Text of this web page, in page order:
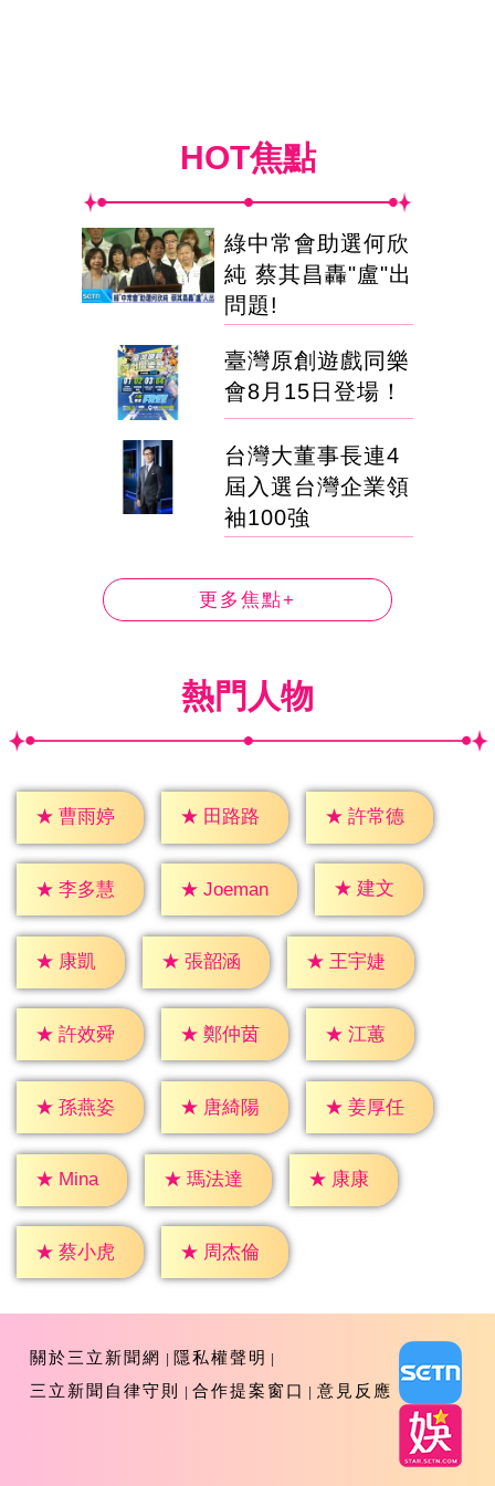
HOT焦點
綠中常會助選何欣
純 蔡其昌轟"盧"出
問題!
臺灣原創遊戲同樂
會8月15日登場！
台灣大董事長連4
屆入選台灣企業領
袖100強
更多焦點+
熱門人物
★ 曹雨婷 ★ 田路路 ★ 許常德
★ 李多慧 ★ Joeman ★ 建文
★ 康凱 ★ 張韶涵 ★ 王宇婕
★ 許效舜 ★ 鄭仲茵 ★ 江蕙
★ 孫燕姿 ★ 唐綺陽 ★ 姜厚任
★ Mina ★ 瑪法達 ★ 康康
★ 蔡小虎 ★ 周杰倫
關於三立新聞網
隱私權聲明
三立新聞自律守則
合作提案窗口 意見反應